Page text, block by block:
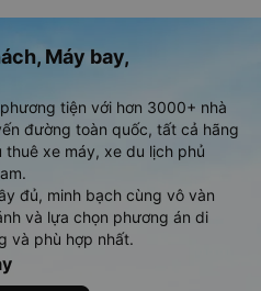
Máy bay,
tiện với hơn 3000+ nhà
đường toàn quốc, tất cả hãng
xe máy, xe du lịch phủ
đủ, minh bạch cùng vô vàn
và lựa chọn phương án di
và phù hợp nhất.